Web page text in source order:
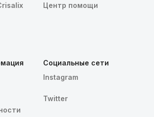
Центр помощи
Социальные сети
Instagram
Twitter